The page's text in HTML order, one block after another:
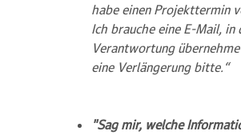
habe einen Projekttermin
Ich brauche eine E-Mail, in
Verantwortung
eine Verlängerung bitte.“
"Sag mir, welche